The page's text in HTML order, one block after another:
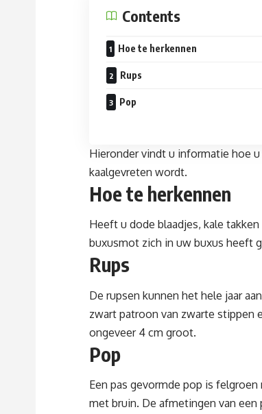
Contents
Hoe te herkennen
Rups
Pop
Hieronder vindt u informatie hoe
kaalgevreten wordt.
Hoe te herkennen
Heeft u dode blaadjes, kale
buxusmot zich in uw buxus heeft
Rups
De rupsen kunnen het hele jaar
zwart patroon van zwarte stippen
ongeveer 4 cm groot.
Pop
Een pas gevormde pop is
met bruin. De afmetingen van een